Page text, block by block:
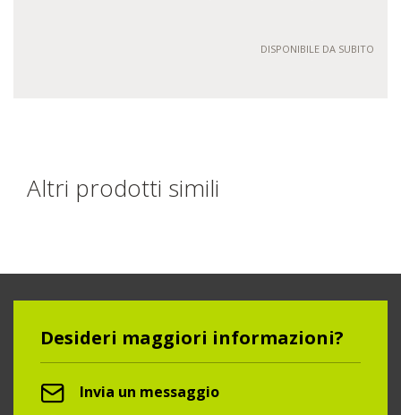
DISPONIBILE DA SUBITO
Altri prodotti simili
Desideri maggiori informazioni?
Invia un messaggio